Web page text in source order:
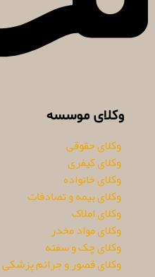
وکلای موسسه
وکلای حقوقی
وکلای کیفری
وکلای خانواده
وکلای بیمه و تصادفات
وکلای املاک
وکلای مواد مخدر
وکلای چک و سفته
وکلای قصور و جرائم پزشکی